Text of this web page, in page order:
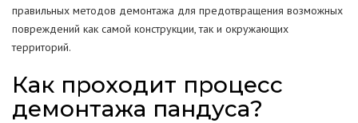
правильных методов демонтажа для предотвращения возможных
повреждений как самой конструкции, так и окружающих
территорий.
Как проходит процесс
демонтажа пандуса?